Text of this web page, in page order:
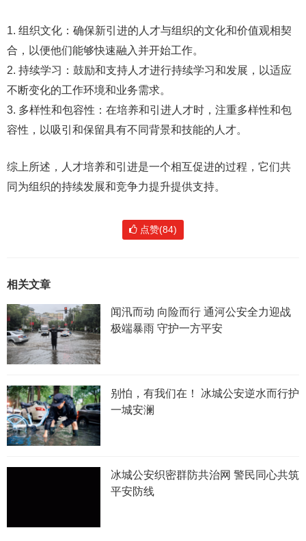
1. 组织文化：确保新引进的人才与组织的文化和价值观相契
合，以便他们能够快速融入并开始工作。
2. 持续学习：鼓励和支持人才进行持续学习和发展，以适应
不断变化的工作环境和业务需求。
3. 多样性和包容性：在培养和引进人才时，注重多样性和包
容性，以吸引和保留具有不同背景和技能的人才。
综上所述，人才培养和引进是一个相互促进的过程，它们共
同为组织的持续发展和竞争力提升提供支持。
点赞(84)
相关文章
闻汛而动 向险而行 通河公安全力迎战
极端暴雨 守护一方平安
别怕，有我们在！ 冰城公安逆水而行护
一城安澜
冰城公安织密群防共治网 警民同心共筑
平安防线